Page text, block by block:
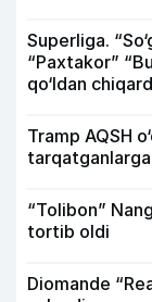
Superliga.
“Paxtakor”
qo‘ldan
Tramp AQSH
“Tolibon”
tortib oldi
Diomande